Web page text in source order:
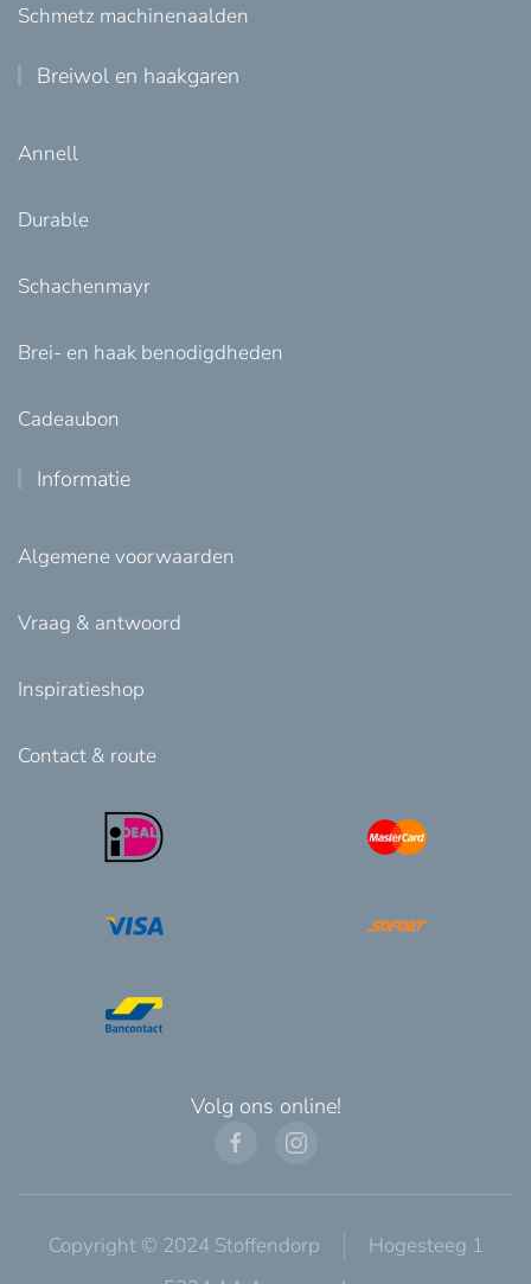
Schmetz machinenaalden
Breiwol en haakgaren
Annell
Durable
Schachenmayr
Brei- en haak benodigdheden
Cadeaubon
Informatie
Algemene voorwaarden
Vraag & antwoord
Inspiratieshop
Contact & route
Volg ons online!
Copyright © 2024 Stoffendorp
Hogesteeg 1